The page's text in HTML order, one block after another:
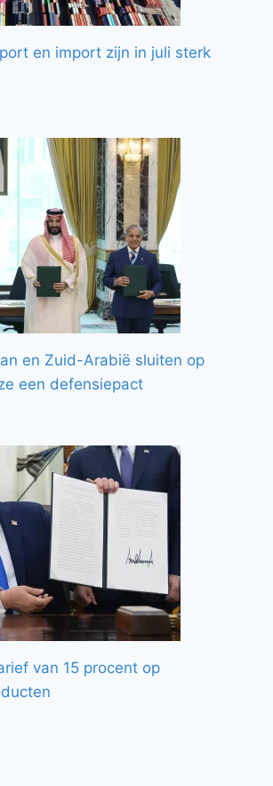
en import zijn in juli sterk
en Zuid-Arabië sluiten op
een defensiepact
van 15 procent op